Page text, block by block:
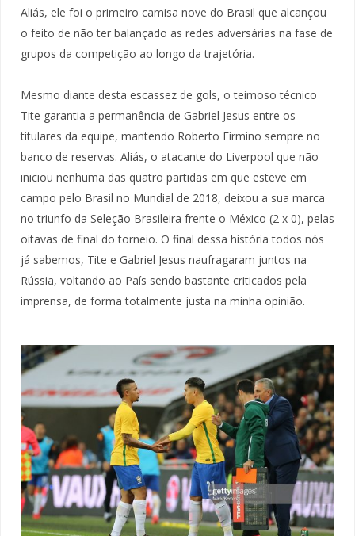
Aliás, ele foi o primeiro camisa nove do Brasil que alcançou
o feito de não ter balançado as redes adversárias na fase de
grupos da competição ao longo da trajetória.
Mesmo diante desta escassez de gols, o teimoso técnico
Tite garantia a permanência de Gabriel Jesus entre os
titulares da equipe, mantendo Roberto Firmino sempre no
banco de reservas. Aliás, o atacante do Liverpool que não
iniciou nenhuma das quatro partidas em que esteve em
campo pelo Brasil no Mundial de 2018, deixou a sua marca
no triunfo da Seleção Brasileira frente o México (2 x 0), pelas
oitavas de final do torneio. O final dessa história todos nós
já sabemos, Tite e Gabriel Jesus naufragaram juntos na
Rússia, voltando ao País sendo bastante criticados pela
imprensa, de forma totalmente justa na minha opinião.